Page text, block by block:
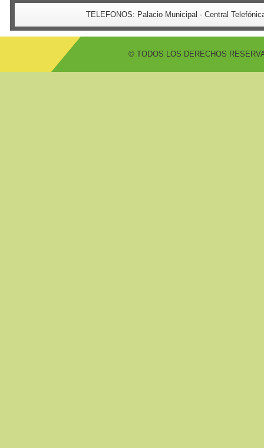
TELEFONOS: Palacio Municipal - Central
© TODOS LOS DERECHOS